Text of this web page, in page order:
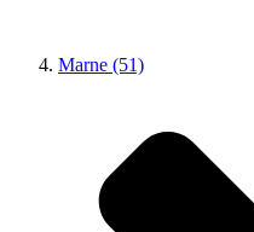
Marne (51)